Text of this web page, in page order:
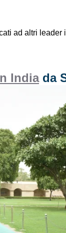
ad altri leader
Indiada